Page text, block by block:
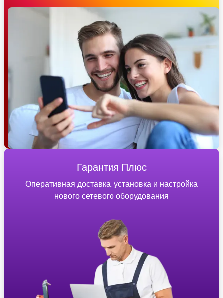
Гарантия Плюс
Оперативная доставка, установка и настройка
нового сетевого оборудования